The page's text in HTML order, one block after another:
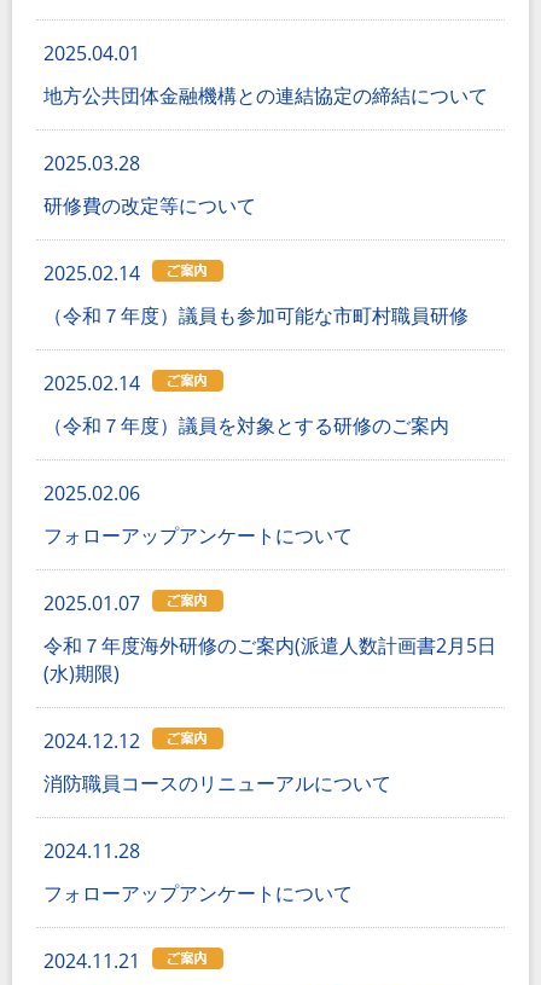
2025.04.01
地方公共団体金融機構との連結協定の締結について
2025.03.28
研修費の改定等について
2025.02.14
（令和７年度）議員も参加可能な市町村職員研修
2025.02.14
（令和７年度）議員を対象とする研修のご案内
2025.02.06
フォローアップアンケートについて
2025.01.07
令和７年度海外研修のご案内(派遣人数計画書2月5日
(水)期限)
2024.12.12
消防職員コースのリニューアルについて
2024.11.28
フォローアップアンケートについて
2024.11.21